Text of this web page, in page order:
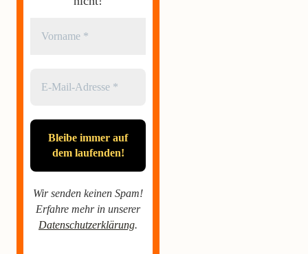
Wir senden keinen Spam!
Erfahre mehr in unserer
Datenschutzerklärung.